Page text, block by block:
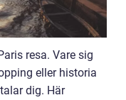
resa. Vare sig
eller historia
dig. Här